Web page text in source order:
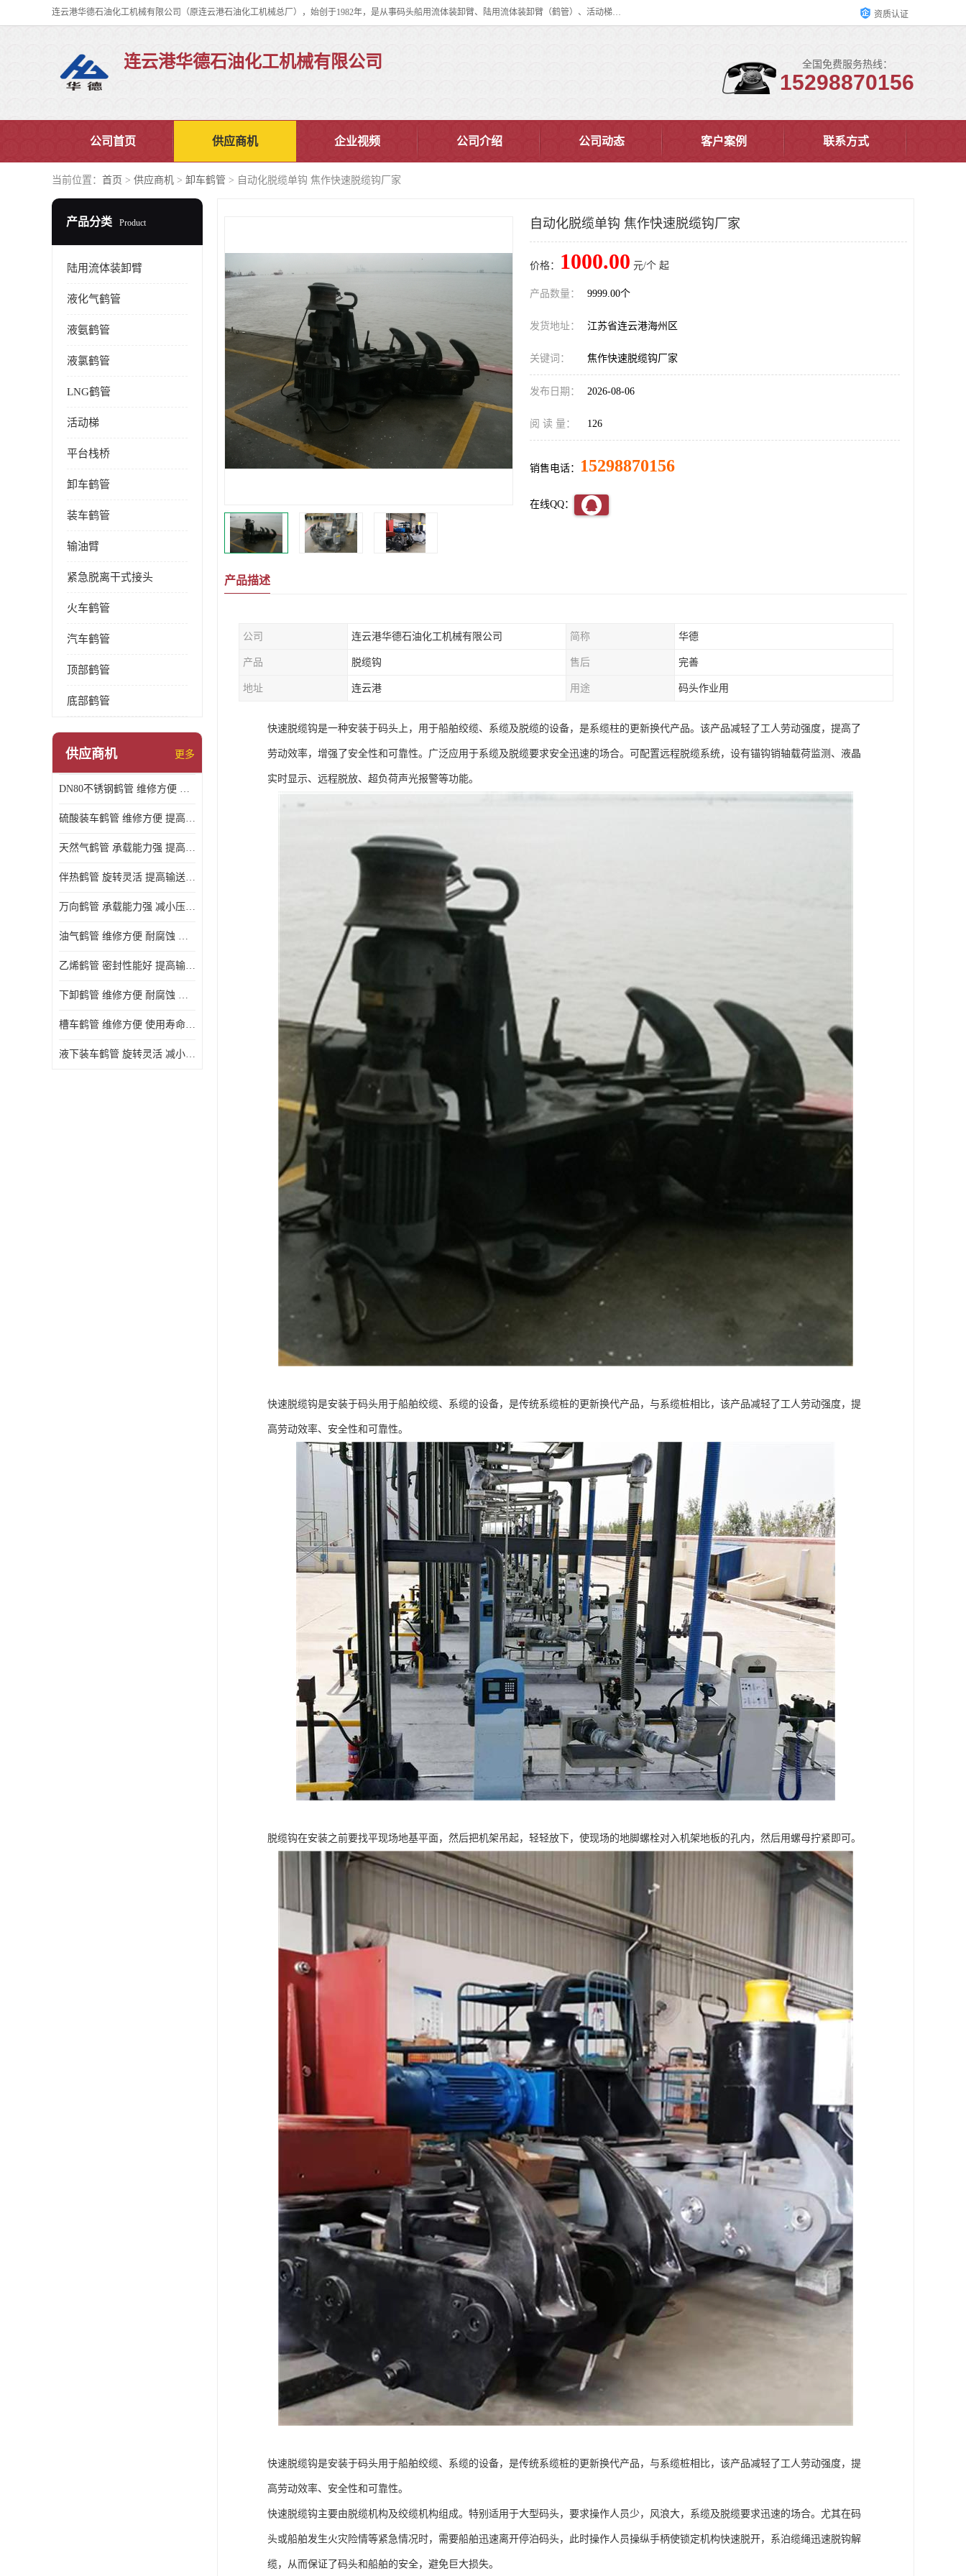
连云港华德石油化工机械有限公司（原连云港石油化工机械总厂），始创于1982年，是从事码头船用流体装卸臂、陆用流体装卸臂（鹤管）、活动梯、钢构平台、定量装车系统等全系列流体装卸设备的设计、制造、销售以及服务的专业供应商。 资质认证
连云港华德石油化工机械有限公司 全国免费服务热线：
15298870156
公司首页 供应商机 企业视频 公司介绍 公司动态 客户案例 联系方式
当前位置： 首页 > 供应商机 > 卸车鹤管 > 自动化脱缆单钩 焦作快速脱缆钩厂家
产品分类 Product
陆用流体装卸臂
液化气鹤管
液氨鹤管
液氯鹤管
LNG鹤管
活动梯
平台栈桥
卸车鹤管
装车鹤管
输油臂
紧急脱离干式接头
火车鹤管
汽车鹤管
顶部鹤管
底部鹤管
供应商机 更多
DN80不锈钢鹤管 维修方便 提高输送效率
硫酸装车鹤管 维修方便 提高输送效率
天然气鹤管 承载能力强 提高输送效率
伴热鹤管 旋转灵活 提高输送效率
万向鹤管 承载能力强 减小压力损失
油气鹤管 维修方便 耐腐蚀 耐高温
乙烯鹤管 密封性能好 提高输送效率
下卸鹤管 维修方便 耐腐蚀 耐高温
槽车鹤管 维修方便 使用寿命较长
液下装车鹤管 旋转灵活 减小压力损失
自动化脱缆单钩 焦作快速脱缆钩厂家
价格： 1000.00 元/个 起
产品数量： 9999.00个
发货地址： 江苏省连云港海州区
关键词： 焦作快速脱缆钩厂家
发布日期： 2026-08-06
阅 读 量： 126
销售电话： 15298870156
在线QQ：
产品描述
公司 连云港华德石油化工机械有限公司 简称 华德
产品 脱缆钩 售后 完善
地址 连云港 用途 码头作业用
快速脱缆钩是一种安装于码头上，用于船舶绞缆、系缆及脱缆的设备，是系缆柱的更新换代产品。该产品减轻了工人劳动强度，提高了
劳动效率，增强了安全性和可靠性。广泛应用于系缆及脱缆要求安全迅速的场合。可配置远程脱缆系统，设有锚钩销轴载荷监测、液晶
实时显示、远程脱放、超负荷声光报警等功能。
快速脱缆钩是安装于码头用于船舶绞缆、系缆的设备，是传统系缆桩的更新换代产品，与系缆桩相比，该产品减轻了工人劳动强度，提
高劳动效率、安全性和可靠性。
脱缆钩在安装之前要找平现场地基平面，然后把机架吊起，轻轻放下，使现场的地脚螺栓对入机架地板的孔内，然后用螺母拧紧即可。
快速脱缆钩是安装于码头用于船舶绞缆、系缆的设备，是传统系缆桩的更新换代产品，与系缆桩相比，该产品减轻了工人劳动强度，提
高劳动效率、安全性和可靠性。
快速脱缆钩主要由脱缆机构及绞缆机构组成。特别适用于大型码头，要求操作人员少，风浪大，系缆及脱缆要求迅速的场合。尤其在码
头或船舶发生火灾险情等紧急情况时，需要船舶迅速离开停泊码头，此时操作人员操纵手柄使锁定机构快速脱开，系泊缆绳迅速脱钩解
缆，从而保证了码头和船舶的安全，避免巨大损失。